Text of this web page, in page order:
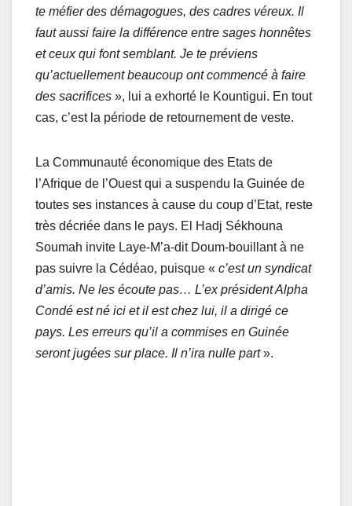
te méfier des démagogues, des cadres véreux. Il
faut aussi faire la différence entre sages honnêtes
et ceux qui font semblant. Je te préviens
qu’actuellement beaucoup ont commencé à faire
des sacrifices », lui a exhorté le Kountigui. En tout
cas, c’est la période de retournement de veste.
La Communauté économique des Etats de
l’Afrique de l’Ouest qui a suspendu la Guinée de
toutes ses instances à cause du coup d’Etat, reste
très décriée dans le pays. El Hadj Sékhouna
Soumah invite Laye-M’a-dit Doum-bouillant à ne
pas suivre la Cédéao, puisque « c’est un syndicat
d’amis. Ne les écoute pas… L’ex président Alpha
Condé est né ici et il est chez lui, il a dirigé ce
pays. Les erreurs qu’il a commises en Guinée
seront jugées sur place. Il n’ira nulle part».